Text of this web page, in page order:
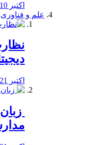
اکتبر 10, 2019
علم و فناوری
اکتبر 21, 2019